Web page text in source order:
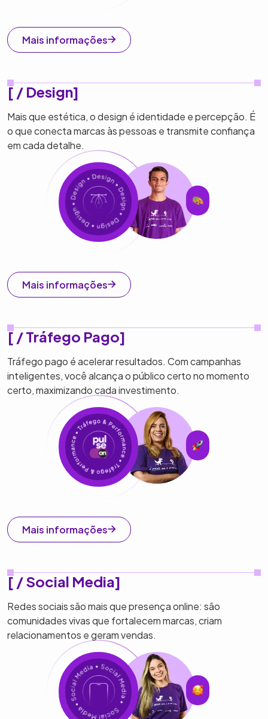
Mais informações
[ / Design]
Mais que estética, o design é identidade e percepção. É
o que conecta marcas às pessoas e transmite confiança
em cada detalhe.
Mais informações
[ / Tráfego Pago]
Tráfego pago é acelerar resultados. Com campanhas
inteligentes, você alcança o público certo no momento
certo, maximizando cada investimento.
Mais informações
[ / Social Media]
Redes sociais são mais que presença online: são
comunidades vivas que fortalecem marcas, criam
relacionamentos e geram vendas.